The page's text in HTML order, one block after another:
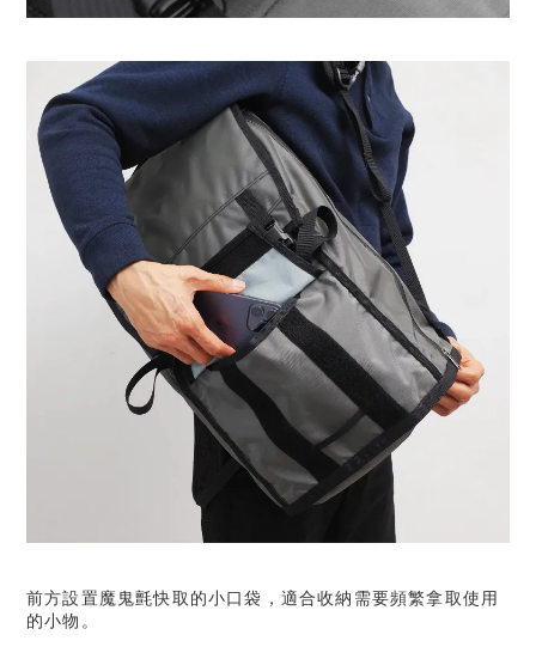
前方設置魔鬼氈快取的小口袋，適合收納需要頻繁拿取使用
的小物。